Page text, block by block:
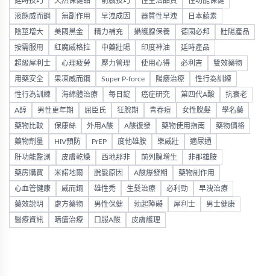
液態威而鋼 無副作用 早洩成因 器質性早洩 日本藤素
陰莖增大 美國黑金 精力補充 攝護腺保養 德國必邦 壯陽產品
按需服用 紅魔威格拉 中藥壯陽 印度神油 延時產品
超級犀利士 心理疲勞 壓力管理 使用心得 必利吉 雙效藥物
用藥安全 果凍威而鋼 Super P-force 陽痿治療 性行為訓練
性行為訓練 海綿體治療 每日錠 癌症研究 第四代A酸 抗衰老
A醇 男性更年期 屈臣氏 狂脫期 青春痘 女性脫髮 學名藥
藥物比較 保康絲 外用A酸 A酸復發 藥物使用指南 藥物價格
藥物劑量 HIV預防 PrEP 度他雄胺 樂威壯 適尿通
肝功能監測 皮膚乾燥 西地那非 前列腺增生 非那雄胺
藥房購買 米諾地爾 脫髮原因 A酸爆發期 藥物副作用
心血管健康 威而鋼 雄性禿 生髮治療 必利勁 早洩治療
藥效說明 處方藥物 男性保健 勃起障礙 犀利士 男士健康
醫療資訊 暗瘡治療 口服A酸 皮膚護理